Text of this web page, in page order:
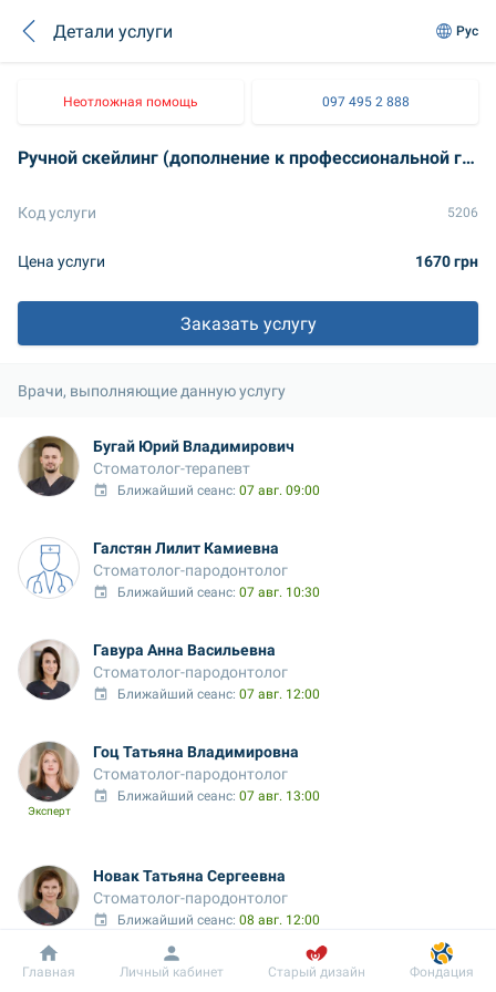
Детали услуги Рус
Неотложная помощь 097 495 2 888
Ручной скейлинг (дополнение к профессиональной гигиене 2 ст.)
Код услуги 5206
Цена услуги 1670 грн
Заказать услугу
Врачи, выполняющие данную услугу
Бугай Юрий Владимирович
Стоматолог-терапевт
Ближайший сеанс: 07 авг. 09:00
Галстян Лилит Камиевна
Стоматолог-пародонтолог
Ближайший сеанс: 07 авг. 10:30
Гавура Анна Васильевна
Стоматолог-пародонтолог
Ближайший сеанс: 07 авг. 12:00
Эксперт
Гоц Татьяна Владимировна
Стоматолог-пародонтолог
Ближайший сеанс: 07 авг. 13:00
Новак Татьяна Сергеевна
Стоматолог-пародонтолог
Ближайший сеанс: 08 авг. 12:00
Керенович Олег Николаевич
Добробут Информация Пациенту
Главная Личный кабинет Старый дизайн Фондация